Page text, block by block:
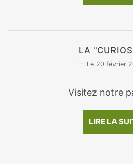
LA
20 février
Visitez notre
LIRE LA